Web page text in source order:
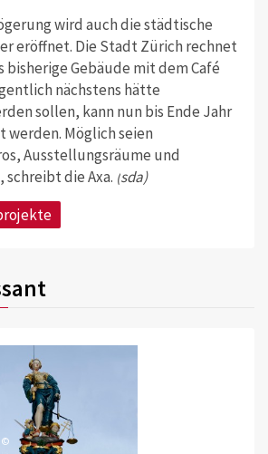
wird auch die städtische
eröffnet. Die Stadt Zürich rechnet
bisherige Gebäude mit dem Café
nächstens hätte
sollen, kann nun bis Ende Jahr
werden. Möglich seien
Ausstellungsräume und
die Axa. (sda)
©